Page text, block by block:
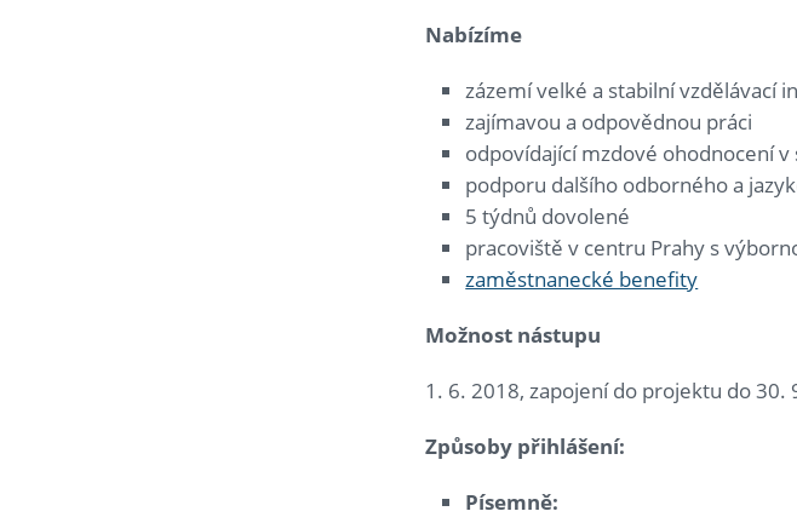
Nabízíme
zázemí velké a stabilní vzdělávací
zajímavou a odpovědnou práci
odpovídající mzdové ohodnocení
podporu dalšího odborného a
5 týdnů dovolené
pracoviště v centru Prahy s
zaměstnanecké benefity
Možnost nástupu
1. 6. 2018, zapojení do projektu do 30.
Způsoby přihlášení:
Písemně: